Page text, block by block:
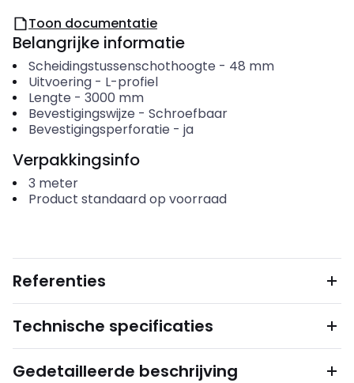
Toon documentatie
Belangrijke informatie
Scheidingstussenschothoogte - 48 mm
Uitvoering- L-profiel
Lengte - 3000 mm
Bevestigingswijze - Schroefbaar
Bevestigingsperforatie - ja
Verpakkingsinfo
3 meter
Product standaard op voorraad
Referenties
Technische specificaties
Gedetailleerde beschrijving